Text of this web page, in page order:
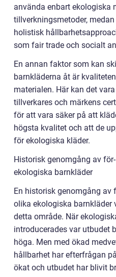
använda enbart ekologiska
tillverkningsmetoder,
holistisk
som fair trade och socialt
En annan faktor som kan
barnkläderna åt är
materialen. Här kan det
tillverkares och märkens
för att vara säker på att
högsta kvalitet och att de
för ekologiska kläder.
Historisk genomgång av
ekologiska barnkläder
En historisk genomgång av
olika ekologiska barnkläder
detta område. När
introducerades var utbudet
höga. Men med ökad
hållbarhet har efterfrågan
ökat och utbudet har blivit